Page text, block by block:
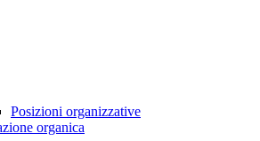
Posizioni organizzative
organica